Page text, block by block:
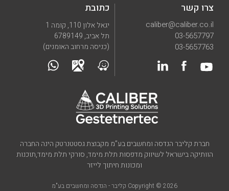
חברת קליבר הנדסה ומחשבים בע”מ מקבוצת גסטטנרטק הינה החברה
הוותיקה בישראל לשיווק מדפסות תלת מימד, סורקי תלת מימד,תוכנות
ומכונות חיתוך לייזר
Copyright © 2026 קליבר - הנדסה ומחשבים בע"מ
כתובת
יגאל אלון 110, קומה 1
תל אביב, 6789149
(כניסה מרחוב האומנים)
צרו קשר
caliber@caliber.co.il
03-5657797
03-5657763